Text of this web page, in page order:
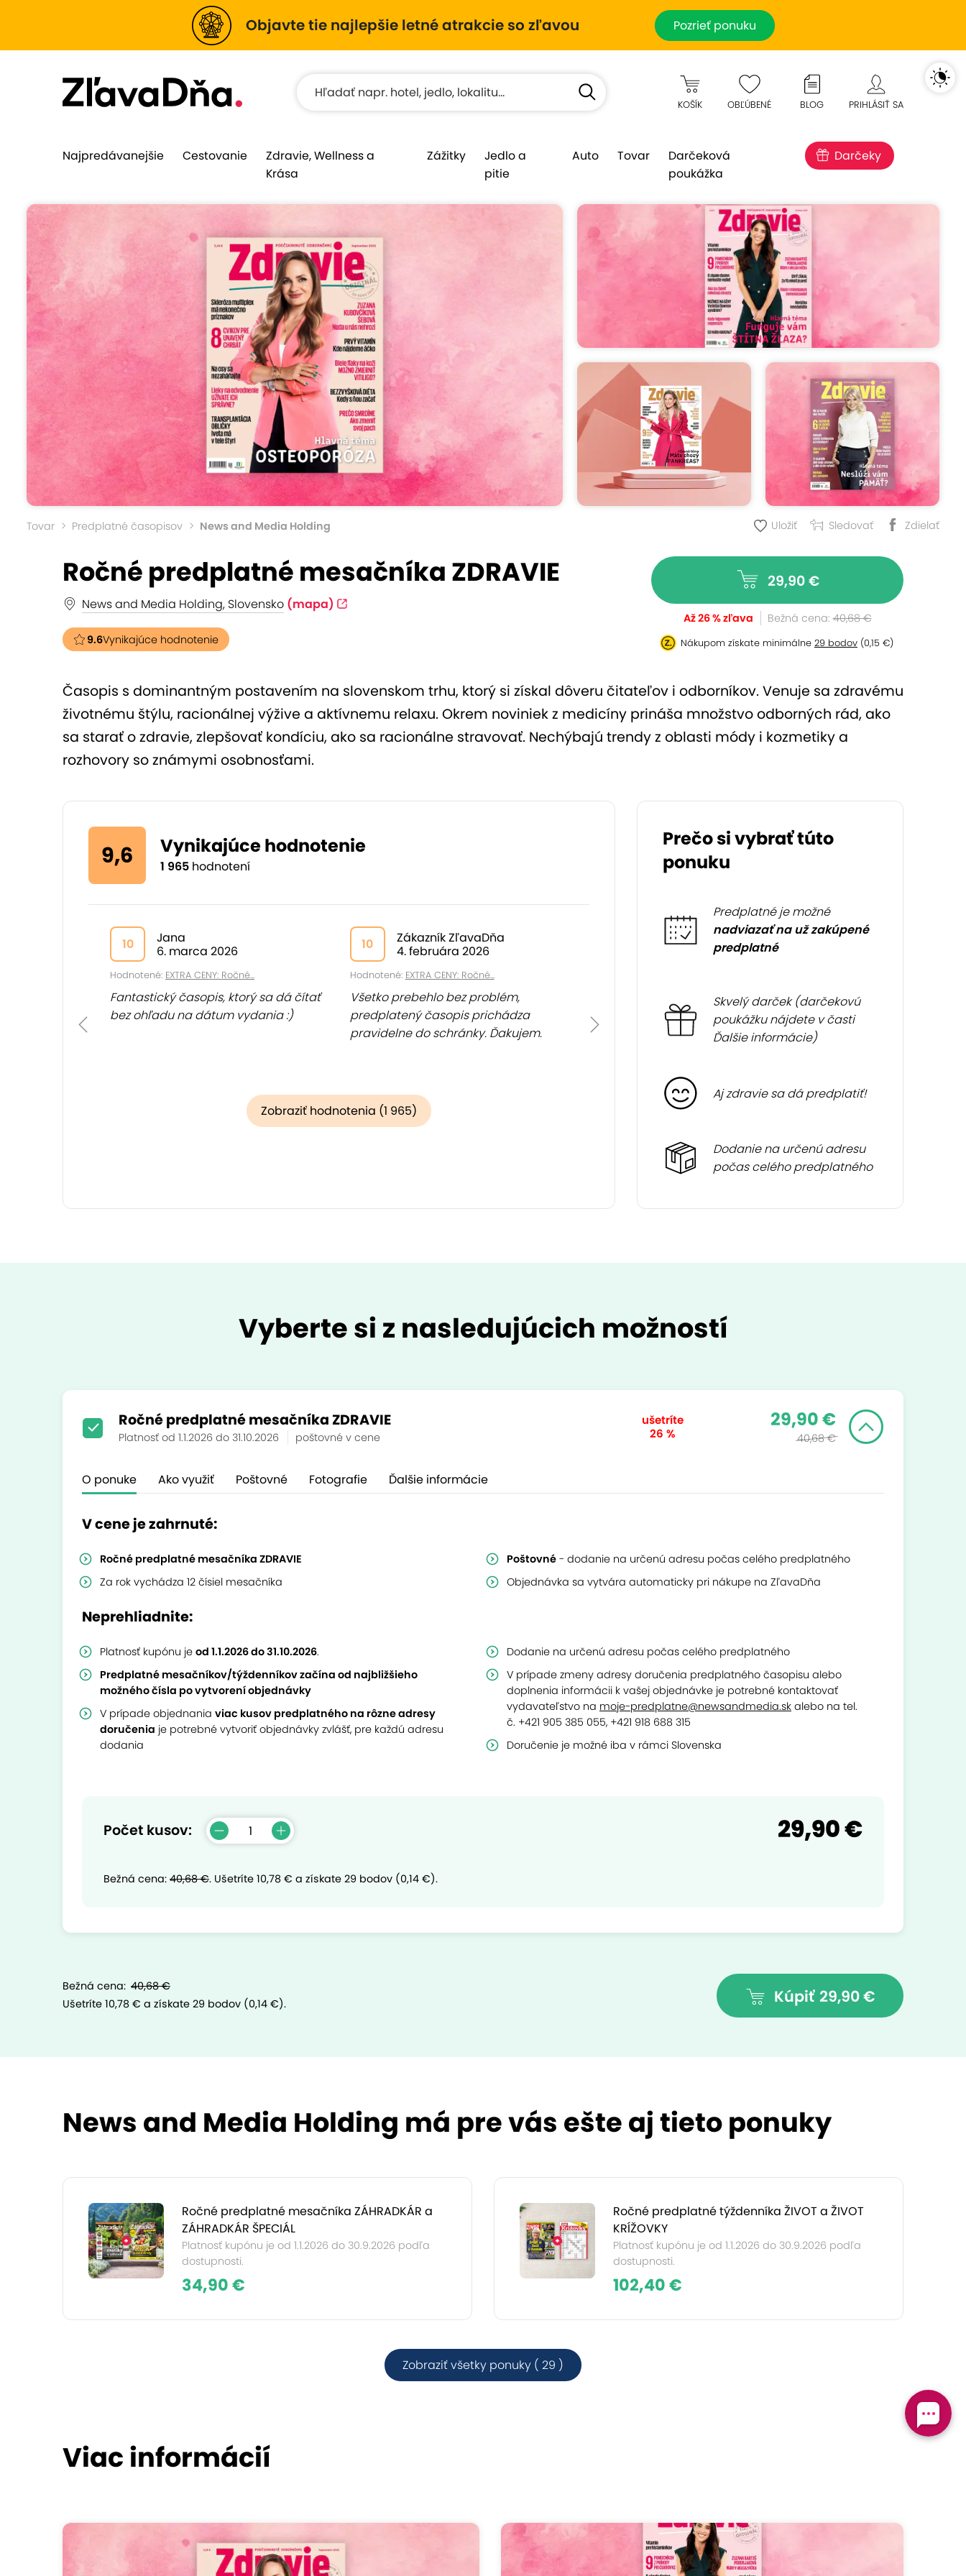
Objavte tie najlepšie letné atrakcie so zľavou Pozrieť ponuku
KOŠÍK OBĽÚBENÉ BLOG PRIHLÁSIŤ SA
Najpredávanejšie Cestovanie
Zdravie, Wellness a
Krása
Zážitky
Jedlo a
pitie
Auto Tovar
Darčeková
poukážka
Darčeky
Tovar Predplatné časopisov News and Media Holding Uložiť Sledovať Zdielať
Ročné predplatné mesačníka ZDRAVIE
News and Media Holding, Slovensko (mapa)
9.6Vynikajúce hodnotenie
29,90 €
Až 26 % zľava Bežná cena: 40,68 €
Nákupom získate minimálne 29 bodov (0,15 €)
Časopis s dominantným postavením na slovenskom trhu, ktorý si získal dôveru čitateľov i odborníkov. Venuje sa zdravému
životnému štýlu, racionálnej výžive a aktívnemu relaxu. Okrem noviniek z medicíny prináša množstvo odborných rád, ako
sa starať o zdravie, zlepšovať kondíciu, ako sa racionálne stravovať. Nechýbajú trendy z oblasti módy i kozmetiky a
rozhovory so známymi osobnosťami.
9,6 Vynikajúce hodnotenie
1 965 hodnotení
10
Jana
6. marca 2026
Hodnotené: EXTRA CENY: Ročné...
Fantastický časopis, ktorý sa dá čítať
bez ohľadu na dátum vydania :)
10
Zákazník ZľavaDňa
4. februára 2026
Hodnotené: EXTRA CENY: Ročné...
Všetko prebehlo bez problém,
predplatený časopis prichádza
pravidelne do schránky. Ďakujem.
Zobraziť hodnotenia (1 965)
Prečo si vybrať túto
ponuku
Predplatné je možné
nadviazať na už zakúpené
predplatné
Skvelý darček (darčekovú
poukážku nájdete v časti
Ďalšie informácie)
Aj zdravie sa dá predplatiť!
Dodanie na určenú adresu
počas celého predplatného
Vyberte si z nasledujúcich možností
Ročné predplatné mesačníka ZDRAVIE
Platnosť od 1.1.2026 do 31.10.2026 poštovné v cene
ušetríte
26 %
29,90 €
40,68 €
O ponuke Ako využiť Poštovné Fotografie Ďalšie informácie
V cene je zahrnuté:
Ročné predplatné mesačníka ZDRAVIE
Za rok vychádza 12 čísiel mesačníka
Poštovné - dodanie na určenú adresu počas celého predplatného
Objednávka sa vytvára automaticky pri nákupe na ZľavaDňa
Neprehliadnite:
Platnosť kupónu je od 1.1.2026 do 31.10.2026.
Predplatné mesačníkov/týždenníkov začína od najbližšieho
možného čísla po vytvorení objednávky
V prípade objednania viac kusov predplatného na rôzne adresy
doručenia je potrebné vytvoriť objednávky zvlášť, pre každú adresu
dodania
Dodanie na určenú adresu počas celého predplatného
V prípade zmeny adresy doručenia predplatného časopisu alebo
doplnenia informácii k vašej objednávke je potrebné kontaktovať
vydavateľstvo na moje-predplatne@newsandmedia.sk alebo na tel.
č. +421 905 385 055, +421 918 688 315
Doručenie je možné iba v rámci Slovenska
Počet kusov: 29,90 €
Bežná cena: 40,68 €. Ušetríte 10,78 € a získate 29 bodov (0,14 €).
Kúpiť 29,90 €
Bežná cena: 40,68 €
Ušetríte 10,78 € a získate 29 bodov (0,14 €).
News and Media Holding má pre vás ešte aj tieto ponuky
Ročné predplatné mesačníka ZÁHRADKÁR a
ZÁHRADKÁR ŠPECIÁL
Platnosť kupónu je od 1.1.2026 do 30.9.2026 podľa
dostupnosti.
34,90 €
Ročné predplatné týždenníka ŽIVOT a ŽIVOT
KRÍŽOVKY
Platnosť kupónu je od 1.1.2026 do 30.9.2026 podľa
dostupnosti.
102,40 €
Zobraziť všetky ponuky ( 29 )
Viac informácií